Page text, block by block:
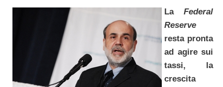
La Federal
Reserve
resta pronta
ad agire sui
tassi, la
crescita